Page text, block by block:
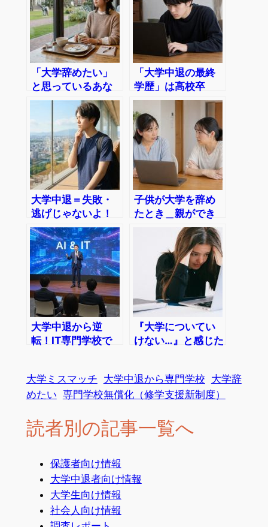
「大学辞めたい」
と思っているあな
たへ｜気持ちの整
理から選択肢まで
「大学中退の最終
学歴」は高校卒
業・履歴書にはど
う書く？
大学中退＝失敗・
逃げじゃないよ！
合わない道を降り
るのも進路
子供が大学を辞め
たとき＿親ができ
ること、本人がで
大学中退から逆
転！IT専門学校で
『大学についてい
けない…』と感じた
大学ミスマッチ 大学中退から専門学校 大学辞
めたい 専門学校無償化（修学支援新制度）
読者別の記事一覧へ
保護者向け情報
大学中退者向け情報
大学生向け情報
社会人向け情報